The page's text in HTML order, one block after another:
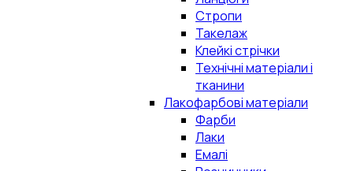
Стропи
Такелаж
Клейкі стрічки
Технічні матеріали і
тканини
Лакофарбові матеріали
Фарби
Лаки
Емалі